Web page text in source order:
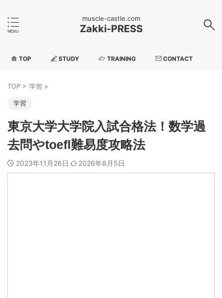
muscle-castle.com
Zakki-PRESS
TOP STUDY TRAINING CONTACT
TOP > 学習 >
学習
東京大学大学院入試合格法！数学過
去問やtoefl難易度攻略法
2023年11月26日 2026年8月5日